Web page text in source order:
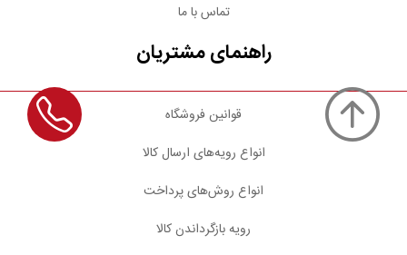
تماس با ما
راهنمای مشتریان
قوانین فروشگاه
انواع رویه‌های ارسال کالا
انواع روش‌های پرداخت
رویه بازگرداندن کالا